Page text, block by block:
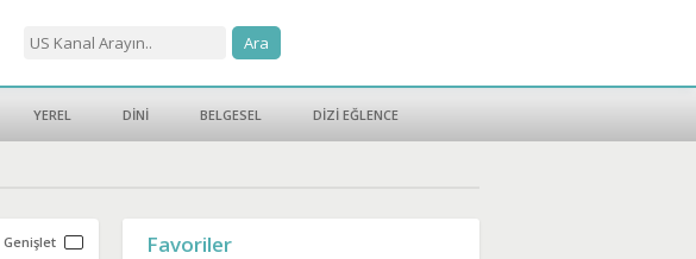
YEREL DİNİ BELGESEL DİZİ EĞLENCE
Favoriler